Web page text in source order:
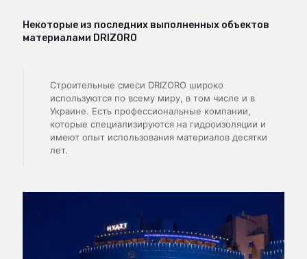
Некоторые из последних выполненных объектов
материалами DRIZORO
Строительные смеси DRIZORO широко
используются по всему миру, в том числе и в
Украине. Есть профессиональные компании,
которые специализируются на гидроизоляции и
имеют опыт использования материалов десятки
лет.